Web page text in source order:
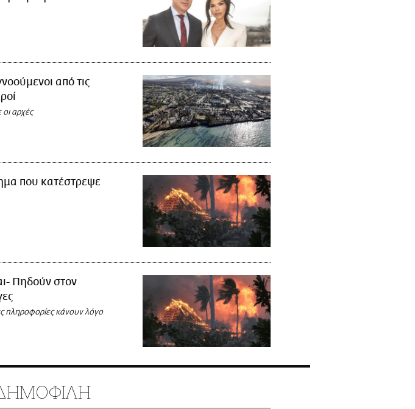
από τις
οι αρχές
που κατέστρεψε
Πηδούν στον
πληροφορίες κάνουν λόγο